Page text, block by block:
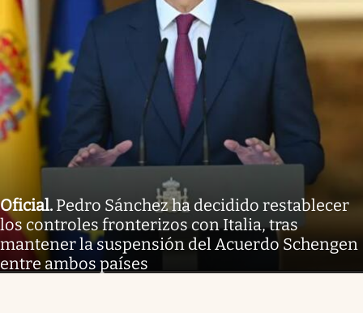
Oficial. Pedro Sánchez ha decidido restablecer
los controles fronterizos con Italia, tras
mantener la suspensión del Acuerdo Schengen
entre ambos países